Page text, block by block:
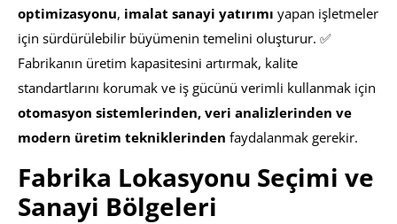
optimizasyonu, imalat sanayi yatırımı yapan işletmeler
için sürdürülebilir büyümenin temelini oluşturur. ✅
Fabrikanın üretim kapasitesini artırmak, kalite
standartlarını korumak ve iş gücünü verimli kullanmak için
otomasyon sistemlerinden, veri analizlerinden ve
modern üretim tekniklerinden faydalanmak gerekir.
Fabrika Lokasyonu Seçimi ve
Sanayi Bölgeleri